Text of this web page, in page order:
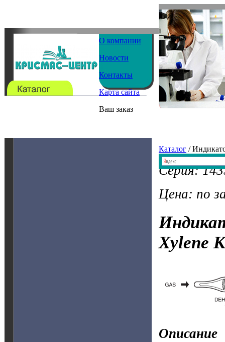
О компании
Новости
Контакты
Карта сайта
Ваш заказ
Каталог /
Серия:
Цена: по
Xylene
Описание